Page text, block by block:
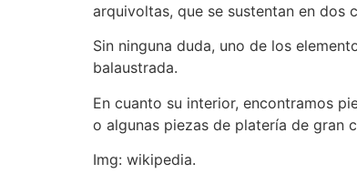
arquivoltas, que se sustentan en dos
Sin ninguna duda, uno de los
balaustrada.
En cuanto su interior, encontramos
o algunas piezas de platería de gran
Img: wikipedia.